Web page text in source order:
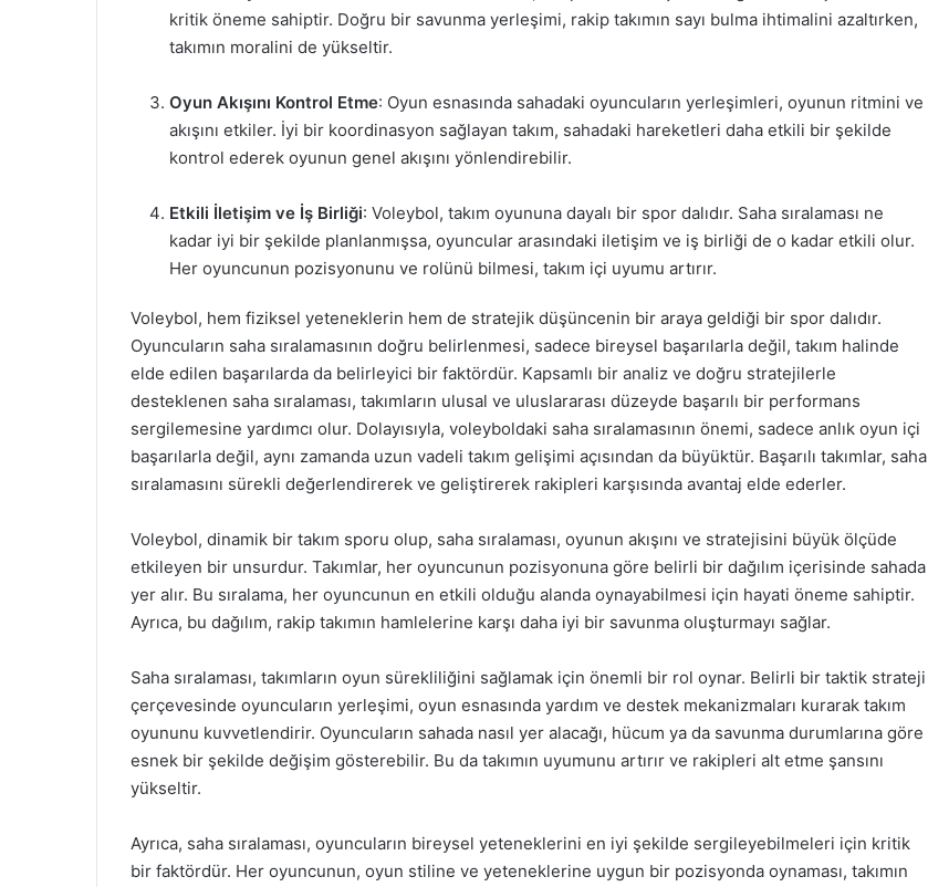
kritik öneme sahiptir. Doğru bir savunma yerleşimi, rakip takımın sayı bulma ihtimalini azaltırken,
takımın moralini de yükseltir.
Oyun Akışını Kontrol Etme: Oyun esnasında sahadaki oyuncuların yerleşimleri, oyunun ritmini ve
akışını etkiler. İyi bir koordinasyon sağlayan takım, sahadaki hareketleri daha etkili bir şekilde
kontrol ederek oyunun genel akışını yönlendirebilir.
Etkili İletişim ve İş Birliği: Voleybol, takım oyununa dayalı bir spor dalıdır. Saha sıralaması ne
kadar iyi bir şekilde planlanmışsa, oyuncular arasındaki iletişim ve iş birliği de o kadar etkili olur.
Her oyuncunun pozisyonunu ve rolünü bilmesi, takım içi uyumu artırır.
Voleybol, hem fiziksel yeteneklerin hem de stratejik düşüncenin bir araya geldiği bir spor dalıdır.
Oyuncuların saha sıralamasının doğru belirlenmesi, sadece bireysel başarılarla değil, takım halinde
elde edilen başarılarda da belirleyici bir faktördür. Kapsamlı bir analiz ve doğru stratejilerle
desteklenen saha sıralaması, takımların ulusal ve uluslararası düzeyde başarılı bir performans
sergilemesine yardımcı olur. Dolayısıyla, voleyboldaki saha sıralamasının önemi, sadece anlık oyun içi
başarılarla değil, aynı zamanda uzun vadeli takım gelişimi açısından da büyüktür. Başarılı takımlar, saha
sıralamasını sürekli değerlendirerek ve geliştirerek rakipleri karşısında avantaj elde ederler.
Voleybol, dinamik bir takım sporu olup, saha sıralaması, oyunun akışını ve stratejisini büyük ölçüde
etkileyen bir unsurdur. Takımlar, her oyuncunun pozisyonuna göre belirli bir dağılım içerisinde sahada
yer alır. Bu sıralama, her oyuncunun en etkili olduğu alanda oynayabilmesi için hayati öneme sahiptir.
Ayrıca, bu dağılım, rakip takımın hamlelerine karşı daha iyi bir savunma oluşturmayı sağlar.
Saha sıralaması, takımların oyun sürekliliğini sağlamak için önemli bir rol oynar. Belirli bir taktik strateji
çerçevesinde oyuncuların yerleşimi, oyun esnasında yardım ve destek mekanizmaları kurarak takım
oyununu kuvvetlendirir. Oyuncuların sahada nasıl yer alacağı, hücum ya da savunma durumlarına göre
esnek bir şekilde değişim gösterebilir. Bu da takımın uyumunu artırır ve rakipleri alt etme şansını
yükseltir.
Ayrıca, saha sıralaması, oyuncuların bireysel yeteneklerini en iyi şekilde sergileyebilmeleri için kritik
bir faktördür. Her oyuncunun, oyun stiline ve yeteneklerine uygun bir pozisyonda oynaması, takımın